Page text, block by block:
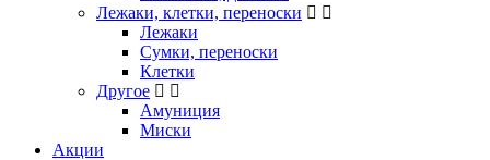
Лежаки, клетки, переноски
Лежаки
Сумки, переноски
Клетки
Другое
Амуниция
Миски
Акции